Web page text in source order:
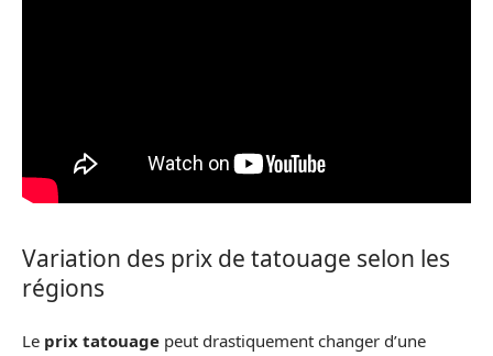
Variation des prix de tatouage selon les
régions
Le prix tatouage peut drastiquement changer d’une